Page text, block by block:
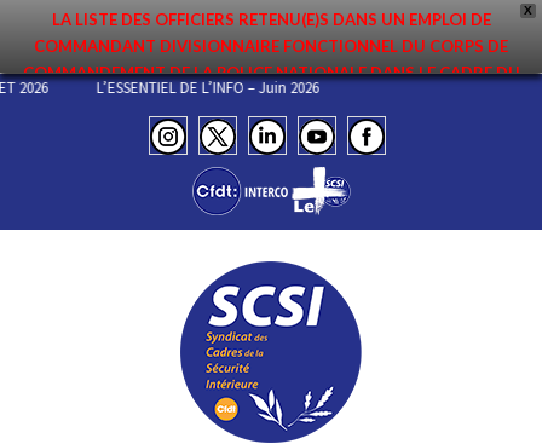
X
LA LISTE DES OFFICIERS RETENU(E)S DANS UN EMPLOI DE
COMMANDANT DIVISIONNAIRE FONCTIONNEL DU CORPS DE
COMMANDEMENT DE LA POLICE NATIONALE DANS LE CADRE DU
PREMIER MOUVEMENT 2026 A ÉTÉ DIFFUSÉE. ELLE EST DISPONIBLE EN
PAGES PROTÉGÉES DU SITE. FÉLICITATIONS AUX NOMMÉ(E)S !
2026 L’ESSENTIEL DE L’INFO – Juin 2026